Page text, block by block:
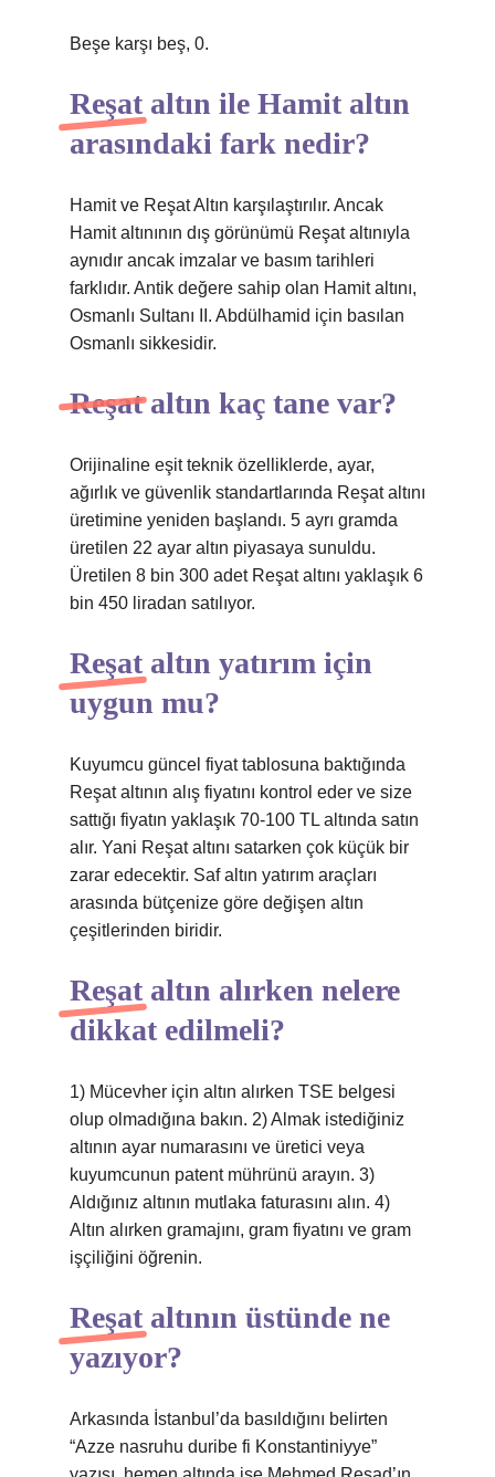
Beşe karşı beş, 0.
Reşat altın ile Hamit altın
arasındaki fark nedir?
Hamit ve Reşat Altın karşılaştırılır. Ancak
Hamit altınının dış görünümü Reşat altınıyla
aynıdır ancak imzalar ve basım tarihleri ​​
farklıdır. Antik değere sahip olan Hamit altını,
Osmanlı Sultanı II. Abdülhamid için basılan
Osmanlı sikkesidir.
Reşat altın kaç tane var?
Orijinaline eşit teknik özelliklerde, ayar,
ağırlık ve güvenlik standartlarında Reşat altını
üretimine yeniden başlandı. 5 ayrı gramda
üretilen 22 ayar altın piyasaya sunuldu.
Üretilen 8 bin 300 adet Reşat altını yaklaşık 6
bin 450 liradan satılıyor.
Reşat altın yatırım için
uygun mu?
Kuyumcu güncel fiyat tablosuna baktığında
Reşat altının alış fiyatını kontrol eder ve size
sattığı fiyatın yaklaşık 70-100 TL altında satın
alır. Yani Reşat altını satarken çok küçük bir
zarar edecektir. Saf altın yatırım araçları
arasında bütçenize göre değişen altın
çeşitlerinden biridir.
Reşat altın alırken nelere
dikkat edilmeli?
1) Mücevher için altın alırken TSE belgesi
olup olmadığına bakın. 2) Almak istediğiniz
altının ayar numarasını ve üretici veya
kuyumcunun patent mührünü arayın. 3)
Aldığınız altının mutlaka faturasını alın. 4)
Altın alırken gramajını, gram fiyatını ve gram
işçiliğini öğrenin.
Reşat altının üstünde ne
yazıyor?
Arkasında İstanbul’da basıldığını belirten
“Azze nasruhu duribe fi Konstantiniyye”